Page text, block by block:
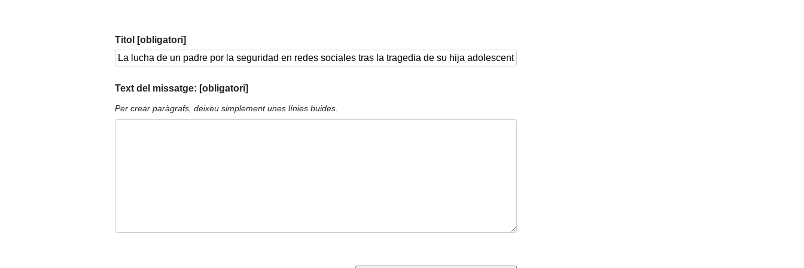
Titol [obligatori]
Text del missatge: [obligatori]
Per crear paràgrafs, deixeu simplement unes línies buides.